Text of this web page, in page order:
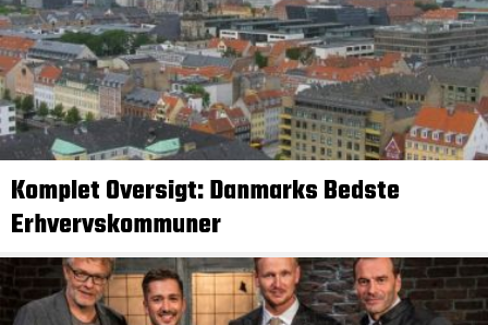
Komplet Oversigt: Danmarks Bedste
Erhvervskommuner